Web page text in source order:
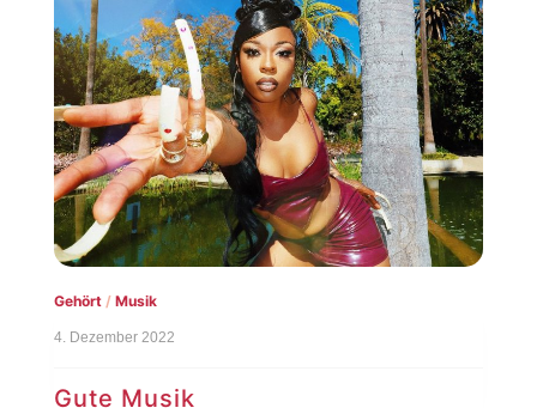
Gehört/ Musik
4. Dezember 2022
Gute Musik